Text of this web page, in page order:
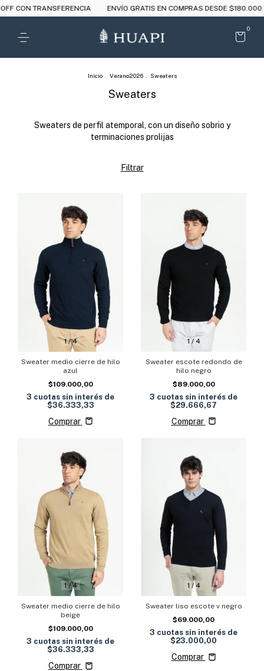
CON TRANSFERENCIA ENVÍO GRATIS EN COMPRAS DESDE $180.000
0
Inicio Verano2026 Sweaters
Sweaters
Sweaters de perfil atemporal, con un diseño sobrio y
terminaciones prolijas
Filtrar
1/4
Sweater medio cierre de hilo
azul
$109.000,00
3 cuotas sin interés de
$36.333,33
Comprar
1/ 4
Sweater escote redondo de
hilo negro
$89.000,00
3 cuotas sin interés de
$29.666,67
Comprar
1/4
Sweater medio cierre de hilo
beige
$109.000,00
3 cuotas sin interés de
$36.333,33
Comprar
1 /4
Sweater liso escote v negro
$69.000,00
3 cuotas sin interés de
$23.000,00
Comprar